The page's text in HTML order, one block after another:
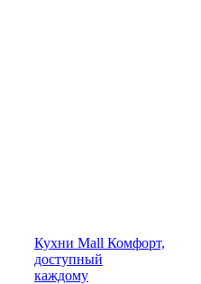
Кухни Mall Комфорт,
доступный
каждому